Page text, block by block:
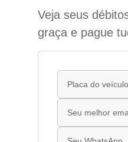
Veja seus
graça e pague